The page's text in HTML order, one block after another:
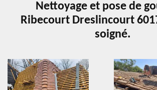
Nettoyage et pose de
Ribecourt Dreslincourt
soigné.